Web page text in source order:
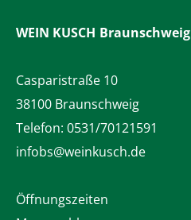
WEIN KUSCH Braunschweig
Casparistraße 10
38100 Braunschweig
Telefon: 0531/70121591
infobs@weinkusch.de
Öffnungszeiten